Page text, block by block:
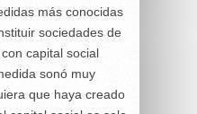
más conocidas
sociedades de
capital social
sonó muy
que haya creado